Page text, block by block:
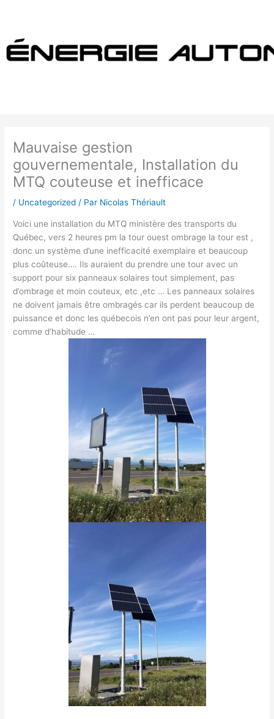
Mauvaise gestion
gouvernementale, Installation du
MTQ couteuse et inefficace
/ Uncategorized / Par Nicolas Thériault
Voici une installation du MTQ ministère des transports du
Québec, vers 2 heures pm la tour ouest ombrage la tour est ,
donc un système d’une inefficacité exemplaire et beaucoup
plus coûteuse…. Ils auraient du prendre une tour avec un
support pour six panneaux solaires tout simplement, pas
d’ombrage et moin couteux, etc ,etc … Les panneaux solaires
ne doivent jamais être ombragés car ils perdent beaucoup de
puissance et donc les québecois n’en ont pas pour leur argent,
comme d’habitude …